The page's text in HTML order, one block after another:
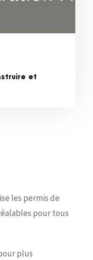
et
les permis de
pour tous
plus